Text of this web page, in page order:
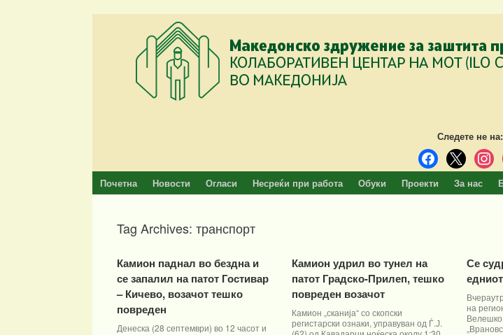
Следете не на:
facebook
x
Почетна Новости Огласи Несреќи при работа Обуки Проекти За нас
Tag Archives: транспорт
Камион паднал во бездна и
се запалил на патот Гостивар
– Кичево, возачот тешко
повреден
Денеска (28 септември) во 12 часот и
Камион удрил во тунел на
патот Градско-Прилеп, тешко
повреден возачот
Камион „сканија“ со скопски
регистарски ознаки, управуван од Ѓ.Ј.
Се
на